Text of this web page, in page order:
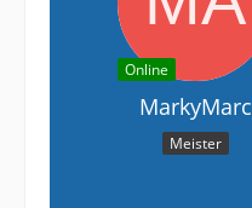
Online
MarkyMarc
Meister